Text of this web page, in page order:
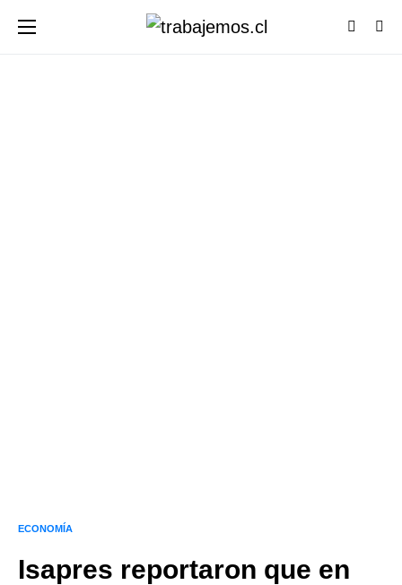
ECONOMÍA
Isapres reportaron que en